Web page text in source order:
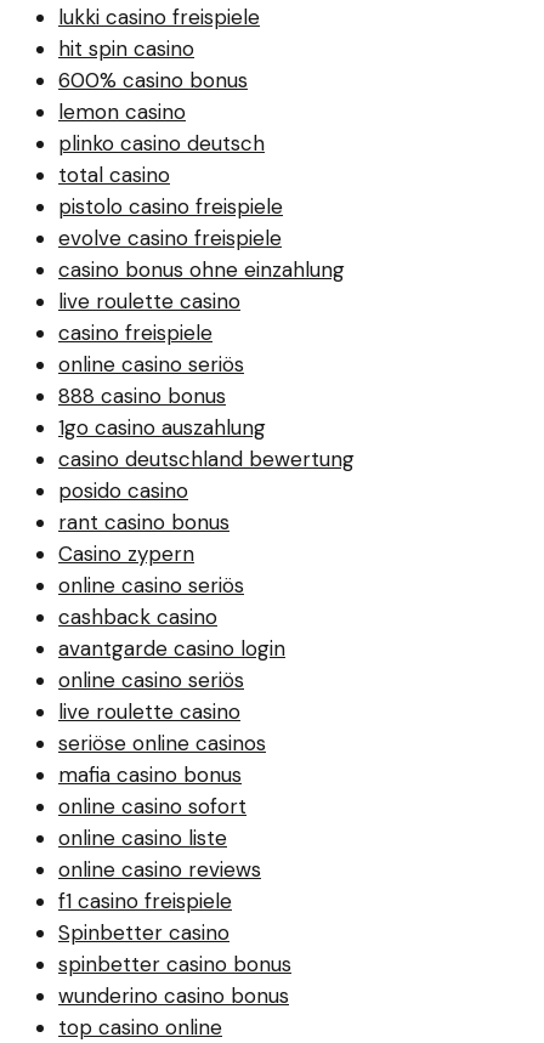
lukki casino freispiele
hit spin casino
600% casino bonus
lemon casino
plinko casino deutsch
total casino
pistolo casino freispiele
evolve casino freispiele
casino bonus ohne einzahlung
live roulette casino
casino freispiele
online casino seriös
888 casino bonus
1go casino auszahlung
casino deutschland bewertung
posido casino
rant casino bonus
Casino zypern
online casino seriös
cashback casino
avantgarde casino login
online casino seriös
live roulette casino
seriöse online casinos
mafia casino bonus
online casino sofort
online casino liste
online casino reviews
f1 casino freispiele
Spinbetter casino
spinbetter casino bonus
wunderino casino bonus
top casino online